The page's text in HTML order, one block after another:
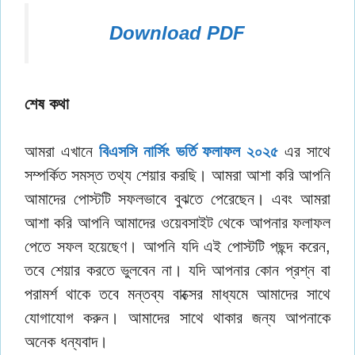
Download PDF
শেষ কথা
আমরা এখানে বিএসসি নার্সিং ভর্তি ফলাফল ২০২৫ এর সাথে
সম্পর্কিত সমস্ত তথ্য শেয়ার করছি। আমরা আশা করি আপনি
আমাদের পোস্টটি সফলভাবে বুঝতে পেরেছেন। এবং আমরা
আশা করি আপনি আমাদের ওয়েবসাইট থেকে আপনার ফলাফল
পেতে সফল হয়েছেণ। আপনি যদি এই পোস্টটি পছন্দ করেন,
তবে শেয়ার করতে ভুলবেন না। যদি আপনার কোন প্রশ্ন বা
পরামর্শ থাকে তবে মন্তব্য বাক্সের মাধ্যমে আমাদের সাথে
যোগাযোগ করুন। আমাদের সাথে থাকার জন্য আপনাকে
অনেক ধন্যবাদ।